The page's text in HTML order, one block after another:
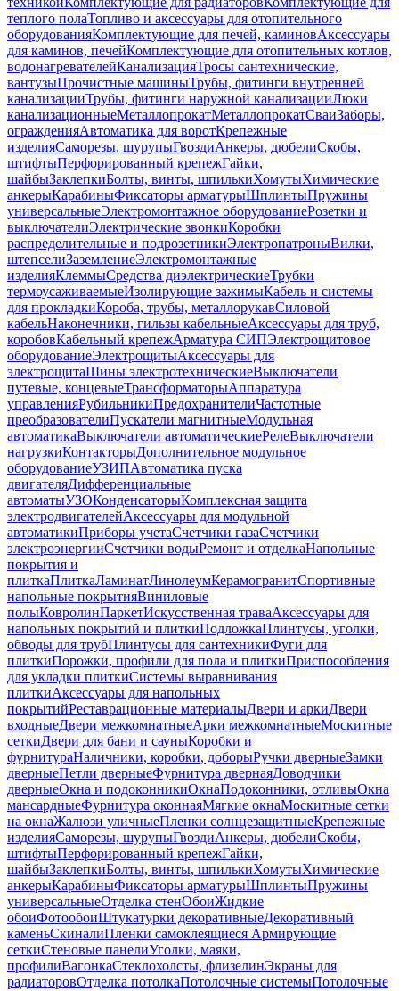
теплого полаТопливо и аксессуары для отопительного
оборудованияКомплектующие для печей, каминовАксессуары
для каминов, печейКомплектующие для отопительных котлов,
водонагревателейКанализацияТросы сантехнические,
вантузыПрочистные машиныТрубы, фитинги внутренней
канализацииТрубы, фитинги наружной канализацииЛюки
канализационныеМеталлопрокатМеталлопрокатСваиЗаборы,
огражденияАвтоматика для воротКрепежные
изделияСаморезы, шурупыГвоздиАнкеры, дюбелиСкобы,
штифтыПерфорированный крепежГайки,
шайбыЗаклепкиБолты, винты, шпилькиХомутыХимические
анкерыКарабиныФиксаторы арматурыШплинтыПружины
универсальныеЭлектромонтажное оборудованиеРозетки и
выключателиЭлектрические звонкиКоробки
распределительные и подрозетникиЭлектропатроныВилки,
штепселиЗаземлениеЭлектромонтажные
изделияКлеммыСредства диэлектрическиеТрубки
термоусаживаемыеИзолирующие зажимыКабель и системы
для прокладкиКороба, трубы, металлорукавСиловой
кабельНаконечники, гильзы кабельныеАксессуары для труб,
коробовКабельный крепежАрматура СИПЭлектрощитовое
оборудованиеЭлектрощитыАксессуары для
электрощитаШины электротехническиеВыключатели
путевые, концевыеТрансформаторыАппаратура
управленияРубильникиПредохранителиЧастотные
преобразователиПускатели магнитныеМодульная
автоматикаВыключатели автоматическиеРелеВыключатели
нагрузкиКонтакторыДополнительное модульное
оборудованиеУЗИПАвтоматика пуска
двигателяДифференциальные
автоматыУЗОКонденсаторыКомплексная защита
электродвигателейАксессуары для модульной
автоматикиПриборы учетаСчетчики газаСчетчики
электроэнергииСчетчики водыРемонт и отделкаНапольные
покрытия и
плиткаПлиткаЛаминатЛинолеумКерамогранитСпортивные
напольные покрытияВиниловые
полыКовролинПаркетИскусственная траваАксессуары для
напольных покрытий и плиткиПодложкаПлинтусы, уголки,
обводы для трубПлинтусы для сантехникиФуги для
плиткиПорожки, профили для пола и плиткиПриспособления
для укладки плиткиСистемы выравнивания
плиткиАксессуары для напольных
покрытийРеставрационные материалыДвери и аркиДвери
входныеДвери межкомнатныеАрки межкомнатныеМоскитные
сеткиДвери для бани и сауныКоробки и
фурнитураНаличники, коробки, доборыРучки дверныеЗамки
дверныеПетли дверныеФурнитура двернаяДоводчики
дверныеОкна и подоконникиОкнаПодоконники, отливыОкна
мансардныеФурнитура оконнаяМягкие окнаМоскитные сетки
на окнаЖалюзи уличныеПленки солнцезащитныеКрепежные
изделияСаморезы, шурупыГвоздиАнкеры, дюбелиСкобы,
штифтыПерфорированный крепежГайки,
шайбыЗаклепкиБолты, винты, шпилькиХомутыХимические
анкерыКарабиныФиксаторы арматурыШплинтыПружины
универсальныеОтделка стенОбоиЖидкие
обоиФотообоиШтукатурки декоративныеДекоративный
каменьСкиналиПленки самоклеящиеся Армирующие
сеткиСтеновые панелиУголки, маяки,
профилиВагонкаСтеклохолсты, флизелинЭкраны для
радиаторовОтделка потолкаПотолочные системыПотолочные